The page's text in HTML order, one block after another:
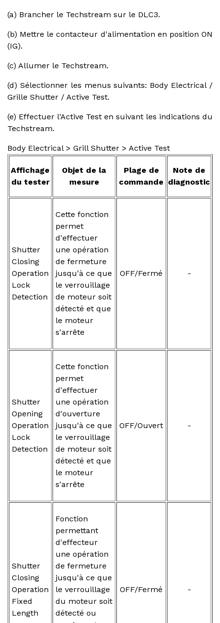
(a) Brancher le Techstream sur le DLC3.
(b) Mettre le contacteur d'alimentation en position ON
(IG).
(c) Allumer le Techstream.
(d) Sélectionner les menus suivants: Body Electrical /
Grille Shutter / Active Test.
(e) Effectuer l'Active Test en suivant les indications du
Techstream.
Body Electrical > Grill Shutter > Active Test
Affichage
du tester
Objet de la
mesure
Plage de
commande
Note de
diagnostic
Shutter
Closing
Operation
Lock
Detection
Cette fonction
permet
d'effectuer
une opération
de fermeture
jusqu'à ce que
le verrouillage
de moteur soit
détecté et que
le moteur
s'arrête
OFF/Fermé -
Shutter
Opening
Operation
Lock
Detection
Cette fonction
permet
d'effectuer
une opération
d'ouverture
jusqu'à ce que
le verrouillage
de moteur soit
détecté et que
le moteur
s'arrête
OFF/Ouvert -
Shutter
Closing
Operation
Fixed
Length
Fonction
permettant
d'effecteur
une opération
de fermeture
jusqu'à ce que
le verrouillage
du moteur soit
détecté ou
OFF/Fermé -